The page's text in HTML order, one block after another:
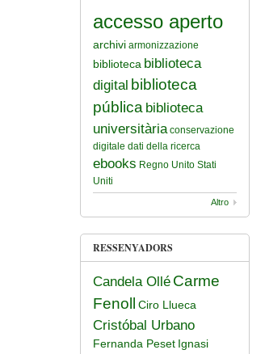
accesso aperto
archivi armonizzazione
biblioteca biblioteca
digital biblioteca
pública biblioteca
universitària conservazione
digitale dati della ricerca
ebooks Regno Unito Stati
Uniti
Altro
RESSENYADORS
Candela Ollé Carme
Fenoll
Ciro Llueca
Cristóbal Urbano
Fernanda Peset Ignasi